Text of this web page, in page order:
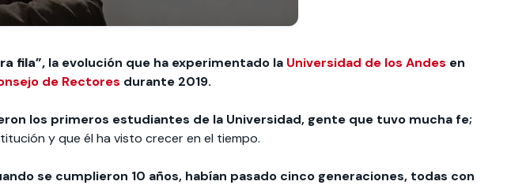
fila”, la evolución que ha experimentado la Universidad de los Andes en
de Rectores durante 2019.
los primeros estudiantes de la Universidad, gente que tuvo mucha fe;
y que él ha visto crecer en el tiempo.
se cumplieron 10 años, habían pasado cinco generaciones, todas con